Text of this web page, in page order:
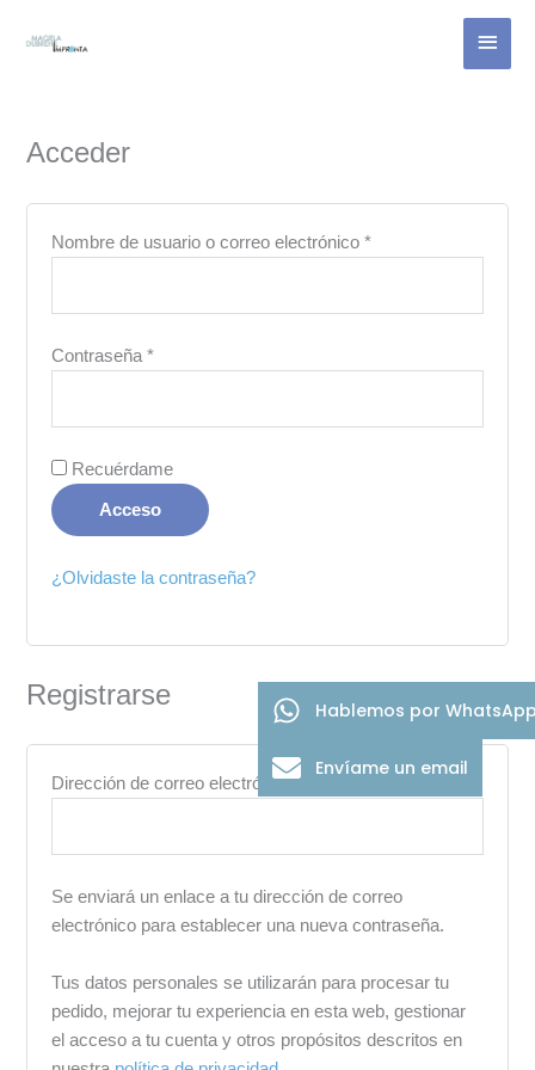
Menú
Acceder
Nombre de usuario o correo electrónico*
Contraseña*
Recuérdame
Acceso
¿Olvidaste la contraseña?
Registrarse
Dirección de correo electrónico*
Se enviará un enlace a tu dirección de correo
electrónico para establecer una nueva contraseña.
Tus datos personales se utilizarán para procesar tu
pedido, mejorar tu experiencia en esta web, gestionar
el acceso a tu cuenta y otros propósitos descritos en
Hablemos por
Envíame un email